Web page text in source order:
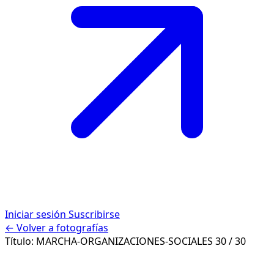
Iniciar sesión Suscribirse
← Volver a fotografías
Título: MARCHA-ORGANIZACIONES-SOCIALES 30 / 30